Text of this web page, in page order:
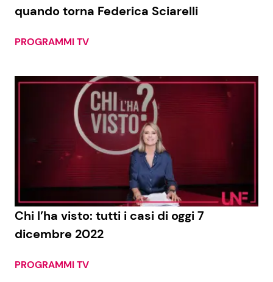
Mondo Mamma
News benessere
Salute
Viaggi e Turismo
Festività
Le Ricette in TV
Primi Piatti
Ricette Facili e Veloci
Ricette Feste
quando torna Federica Sciarelli
PROGRAMMI TV
Chi l’ha visto: tutti i casi di oggi 7
dicembre 2022
PROGRAMMI TV